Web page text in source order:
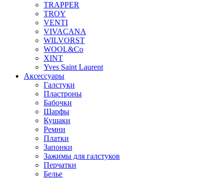
TRAPPER
TROY
VENTI
VIVACANA
WILVORST
WOOL&Co
XINT
Yves Saint Laurent
Аксессуары
Галстуки
Пластроны
Бабочки
Шарфы
Кушаки
Ремни
Платки
Запонки
Зажимы для галстуков
Перчатки
Белье